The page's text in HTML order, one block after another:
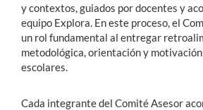
y contextos, guiados por docentes y
equipo Explora. En este proceso, el
un rol fundamental al entregar
metodológica, orientación y motivación
escolares.
Cada integrante del Comité Asesor